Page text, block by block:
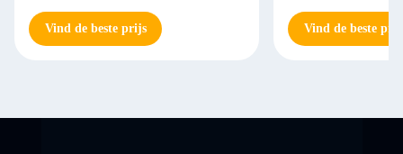
Vind de beste prijs
Pneumatische
Vind de beste